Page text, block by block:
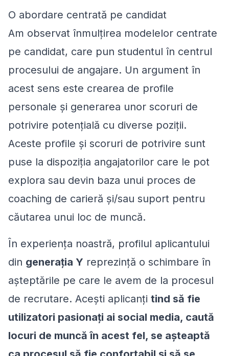
O abordare centrată pe candidat
Am observat înmulțirea modelelor centrate
pe candidat, care pun studentul în centrul
procesului de angajare. Un argument în
acest sens este crearea de profile
personale și generarea unor scoruri de
potrivire potențială cu diverse poziții.
Aceste profile și scoruri de potrivire sunt
puse la dispoziția angajatorilor care le pot
explora sau devin baza unui proces de
coaching de carieră și/sau suport pentru
căutarea unui loc de muncă.
În experiența noastră, profilul aplicantului
din generația Y reprezință o schimbare în
așteptările pe care le avem de la procesul
de recrutare. Acești aplicanți tind să fie
utilizatori pasionați ai social media, caută
locuri de muncă în acest fel, se așteaptă